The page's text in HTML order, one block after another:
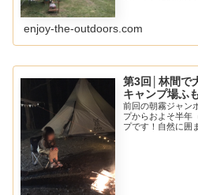
き...
enjoy-the-outdoors.com
第3回│林間で
キャンプ場ふ
前回の朝霧ジャン
プからおよそ半年
プです！自然に囲